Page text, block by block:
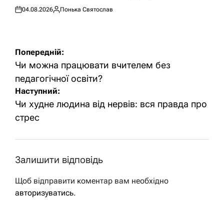
Оприлюднено
04.08.2026
Опубліковано
Понька Святослав
Навігація
записів
Попередній:
Чи можна працювати вчителем без
педагогічної освіти?
Наступний:
Чи худне людина від нервів: вся правда про
стрес
Залишити відповідь
Щоб відправити коментар вам необхідно
авторизуватись.